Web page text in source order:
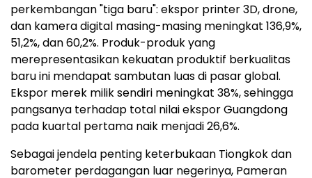
perkembangan "tiga baru": ekspor printer 3D, drone,
dan kamera digital masing-masing meningkat 136,9%,
51,2%, dan 60,2%. Produk-produk yang
merepresentasikan kekuatan produktif berkualitas
baru ini mendapat sambutan luas di pasar global.
Ekspor merek milik sendiri meningkat 38%, sehingga
pangsanya terhadap total nilai ekspor Guangdong
pada kuartal pertama naik menjadi 26,6%.
Sebagai jendela penting keterbukaan Tiongkok dan
barometer perdagangan luar negerinya, Pameran